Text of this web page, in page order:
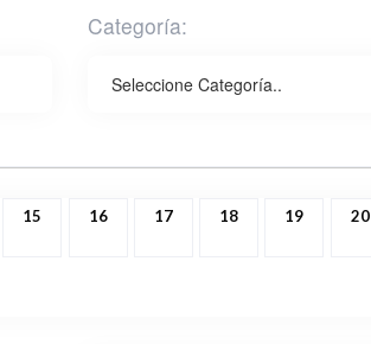
Categoría:
15 16 17 18 19 20